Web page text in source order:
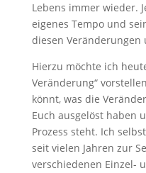
Lebens immer wieder.
eigenes Tempo und
diesen Veränderungen
Hierzu möchte ich
Veränderung“
könnt, was die
Euch ausgelöst haben
Prozess steht. Ich
seit vielen Jahren zur
verschiedenen Einzel-